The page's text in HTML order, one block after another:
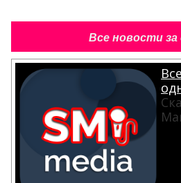
Все новости за